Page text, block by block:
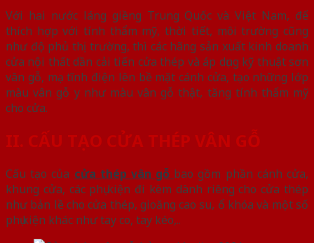
Với hai nước láng giềng Trung Quốc và Việt Nam, để
thích hợp với tính thẩm mỹ, thời tiết, môi trường cũng
như độ phủ thị trường, thì các hãng sản xuất kinh doanh
cửa nội thất dần cải tiến cửa thép và áp dụng kỹ thuật sơn
vân gỗ, mạ tĩnh điện lên bề mặt cánh cửa, tạo những lớp
màu vân gỗ y như màu vân gỗ thật, tăng tính thẩm mỹ
cho cửa.
II. CẤU TẠO CỬA THÉP VÂN GỖ
Cấu tạo của cửa thép vân gỗ bao gồm phần cánh cửa,
khung cửa, các phụ kiện đi kèm dành riêng cho cửa thép
như bản lề cho cửa thép, gioăng cao su, ổ khóa và một số
phụ kiện khác như tay co, tay kéo,..